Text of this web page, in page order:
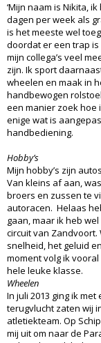
‘Mijn naam is Nikita,
dagen per week als
is het meeste wel
doordat er een trap
mijn collega’s veel
zijn. Ik sport
wheelen en maak in
handbewogen
een manier zoek hoe
enige wat is
handbediening.
Hobby’s
Mijn hobby’s zijn
Van kleins af aan,
broers en zussen te
autoracen. Helaas
gaan, maar ik heb
circuit van
snelheid, het geluid
moment volg ik
hele leuke klasse.
Wheelen
In juli 2013 ging ik
terugvlucht zaten wij
atletiekteam. Op
mij uit om naar de